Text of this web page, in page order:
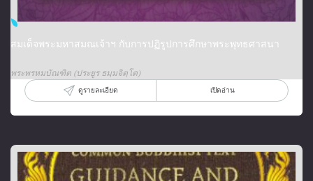
สมเด็จพระมหาสมณเจ้าฯ กับการปฏิรูปการศึกษาพระพุทธศาสนา
พระพรหมบัณฑิต (ประยูร ธมฺมจิตฺโต)
ดูรายละเอียด เปิดอ่าน